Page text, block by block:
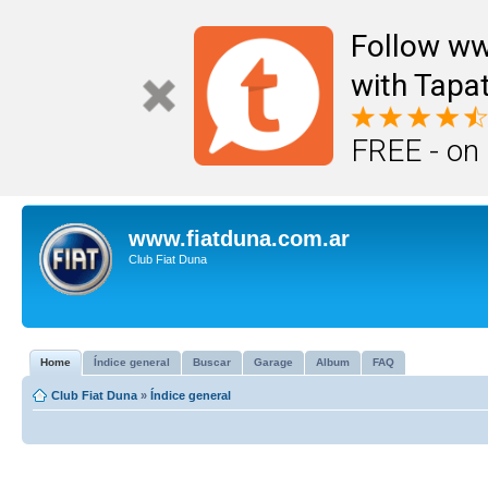
Follow
with
FREE -
www.fiatduna.com.ar
Club Fiat Duna
Home Índice general Buscar Garage Album FAQ
Club Fiat Duna » Índice general